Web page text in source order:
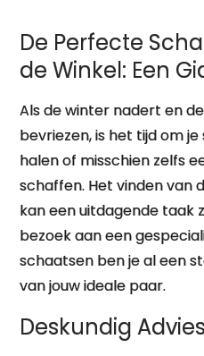
De Perfecte
de Winkel: Een
Als de winter nadert en
bevriezen, is het tijd om
halen of misschien zelfs
schaffen. Het vinden van
kan een uitdagende taak
bezoek aan een
schaatsen ben je al een
van jouw ideale paar.
Deskundig Advies